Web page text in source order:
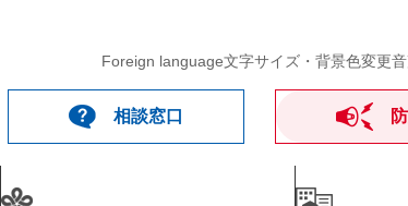
Foreign language文字サイズ・背景色変更
相談窓口